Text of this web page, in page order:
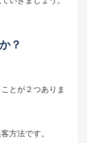
？
とが２つありま
方法です。